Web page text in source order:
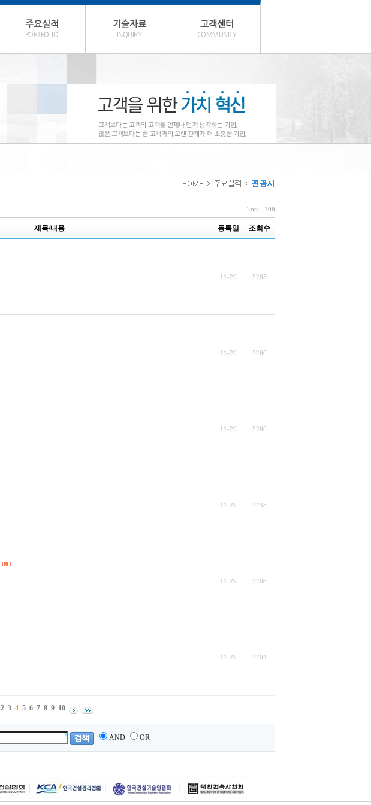
주요실적
PORTFOLIO
기술자료
INQUIRY
고객센터
COMMUNITY
Total. 106
제목/내용 등록일 조회수
11-29 3265
11-29 3260
11-29 3260
11-29 3235
11-29 3208
11-29 3204
2 3 4 5 6 7 8 9 10
AND OR